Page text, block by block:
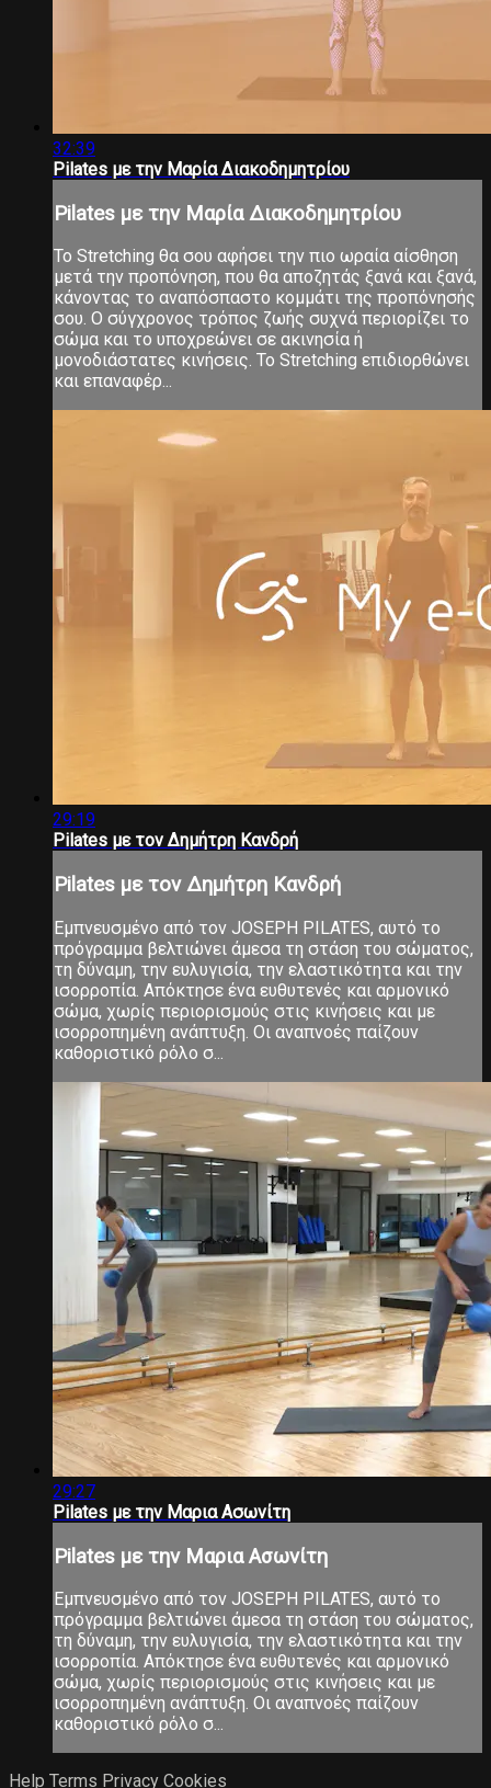
32:39
Pilates με την Μαρία Διακοδημητρίου
Pilates με την Μαρία Διακοδημητρίου
Το Stretching θα σου αφήσει την πιο ωραία αίσθηση
μετά την προπόνηση, που θα αποζητάς ξανά και ξανά,
κάνοντας το αναπόσπαστο κομμάτι της προπόνησής
σου. Ο σύγχρονος τρόπος ζωής συχνά περιορίζει το
σώμα και το υποχρεώνει σε ακινησία ή
μονοδιάστατες κινήσεις. Το Stretching επιδιορθώνει
και επαναφέρ...
29:19
Pilates με τον Δημήτρη Κανδρή
Pilates με τον Δημήτρη Κανδρή
Εμπνευσμένο από τον JOSEPH PILATES, αυτό το
πρόγραμμα βελτιώνει άμεσα τη στάση του σώματος,
τη δύναμη, την ευλυγισία, την ελαστικότητα και την
ισορροπία. Απόκτησε ένα ευθυτενές και αρμονικό
σώμα, χωρίς περιορισμούς στις κινήσεις και με
ισορροπημένη ανάπτυξη. Οι αναπνοές παίζουν
καθοριστικό ρόλο σ...
29:27
Pilates με την Μαρια Ασωνίτη
Pilates με την Μαρια Ασωνίτη
Εμπνευσμένο από τον JOSEPH PILATES, αυτό το
πρόγραμμα βελτιώνει άμεσα τη στάση του σώματος,
τη δύναμη, την ευλυγισία, την ελαστικότητα και την
ισορροπία. Απόκτησε ένα ευθυτενές και αρμονικό
σώμα, χωρίς περιορισμούς στις κινήσεις και με
ισορροπημένη ανάπτυξη. Οι αναπνοές παίζουν
καθοριστικό ρόλο σ...
Help Terms Privacy Cookies